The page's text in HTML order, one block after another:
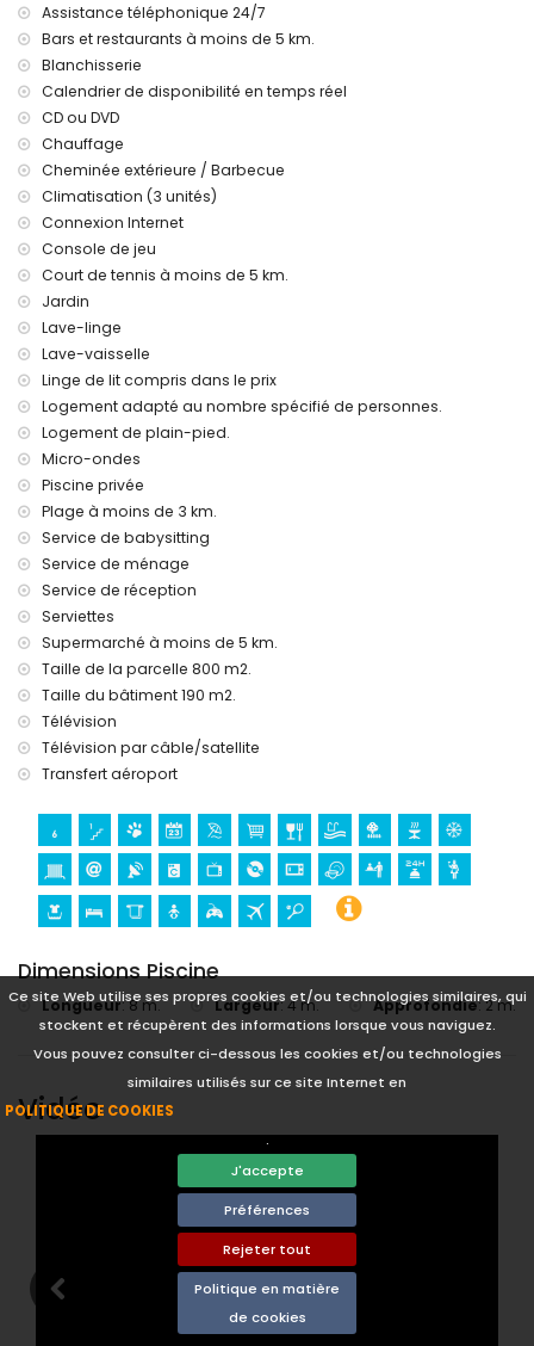
Ce site Web utilise ses propres cookies et/ou technologies similaires, qui
stockent et récupèrent des informations lorsque vous naviguez.
Vous pouvez consulter ci-dessous les cookies et/ou technologies
similaires utilisés sur ce site Internet en
POLITIQUE DE COOKIES
.
J'accepte
Préférences
Rejeter tout
Politique en matière
de cookies
Assistance téléphonique 24/7
Bars et restaurants à moins de 5 km.
Blanchisserie
Calendrier de disponibilité en temps réel
CD ou DVD
Chauffage
Cheminée extérieure / Barbecue
Climatisation (3 unités)
Connexion Internet
Console de jeu
Court de tennis à moins de 5 km.
Jardin
Lave-linge
Lave-vaisselle
Linge de lit compris dans le prix
Logement adapté au nombre spécifié de personnes.
Logement de plain-pied.
Micro-ondes
Piscine privée
Plage à moins de 3 km.
Service de babysitting
Service de ménage
Service de réception
Serviettes
Supermarché à moins de 5 km.
Taille de la parcelle 800 m2.
Taille du bâtiment 190 m2.
Télévision
Télévision par câble/satellite
Transfert aéroport
Dimensions Piscine
Longueur:8 m. Largeur:4 m. Approfondie:2 m.
Vidéo